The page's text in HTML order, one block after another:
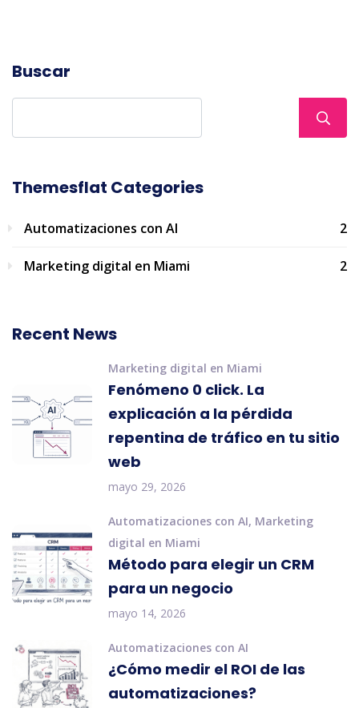
Buscar
Themesflat Categories
Automatizaciones con AI 2
Marketing digital en Miami 2
Recent News
Marketing digital en Miami
Fenómeno 0 click. La
explicación a la pérdida
repentina de tráfico en tu sitio
web
mayo 29, 2026
Automatizaciones con AI, Marketing
digital en Miami
Método para elegir un CRM
para un negocio
mayo 14, 2026
Automatizaciones con AI
¿Cómo medir el ROI de las
automatizaciones?